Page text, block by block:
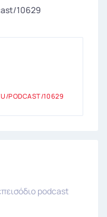
10629
PODCAST/10629
podcast